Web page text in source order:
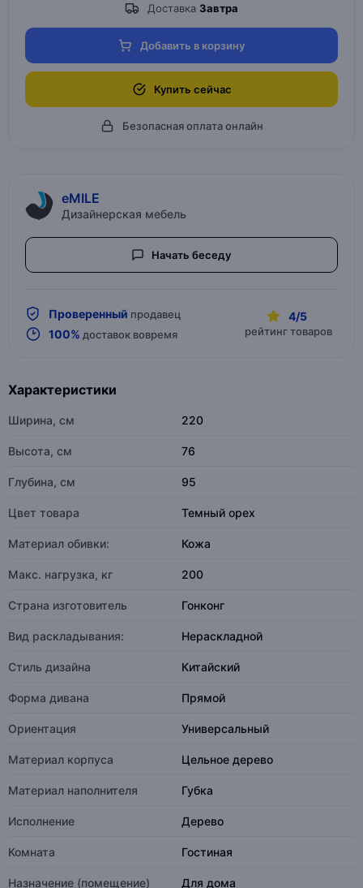
Доставка Завтра
Добавить в корзину
Купить сейчас
Безопасная оплата онлайн
eMILE
Дизайнерская мебель
Начать беседу
Проверенный продавец
100% доставок вовремя
4/5
рейтинг товаров
Характеристики
Ширина, см 220
Высота, см 76
Глубина, см 95
Цвет товара Темный орех
Материал обивки: Кожа
Макс. нагрузка, кг 200
Страна изготовитель Гонконг
Вид раскладывания: Нераскладной
Стиль дизайна Китайский
Форма дивана Прямой
Ориентация Универсальный
Материал корпуса Цельное дерево
Материал наполнителя Губка
Исполнение Дерево
Комната Гостиная
Назначение (помещение) Для дома